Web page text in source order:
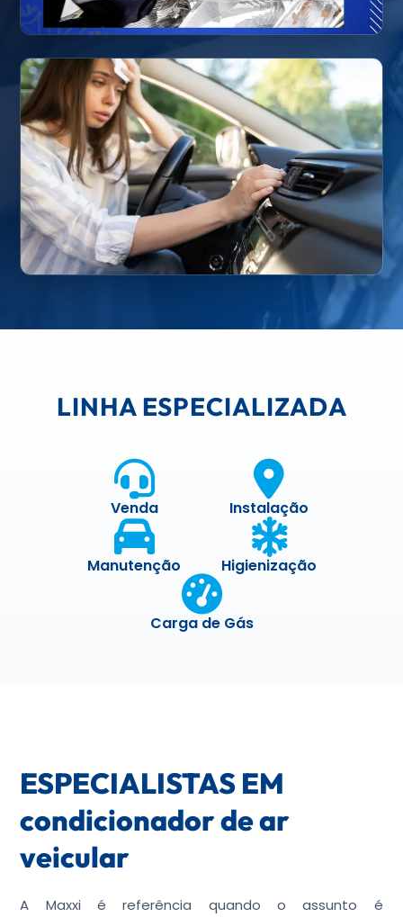
LINHA ESPECIALIZADA
Venda Instalação
Manutenção Higienização
Carga de Gás
ESPECIALISTAS EM
condicionador de ar
veicular
A Maxxi é referência quando o assunto é